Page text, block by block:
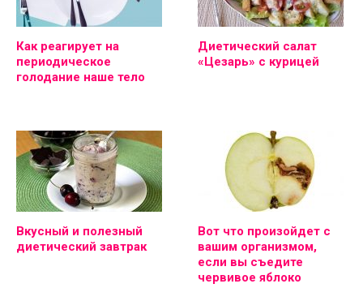
Как реагирует на
периодическое
голодание наше тело
Диетический салат
«Цезарь» с курицей
Вкусный и полезный
диетический завтрак
Вот что произойдет с
вашим организмом,
если вы съедите
червивое яблоко